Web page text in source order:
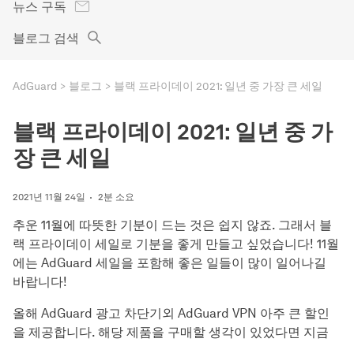
뉴스 구독
블로그 검색
AdGuard 블로그 블랙 프라이데이 2021: 일년 중 가장 큰 세일
블랙 프라이데이 2021: 일년 중 가
장 큰 세일
2021년 11월 24일 2분 소요
추운 11월에 따뜻한 기분이 드는 것은 쉽지 않죠. 그래서 블
랙 프라이데이 세일로 기분을 좋게 만들고 싶었습니다! 11월
에는 AdGuard 세일을 포함해 좋은 일들이 많이 일어나길
바랍니다!
올해 AdGuard 광고 차단기외 AdGuard VPN 아주 큰 할인
을 제공합니다. 해당 제품을 구매할 생각이 있었다면 지금